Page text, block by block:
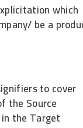
which
be a
to cover
the Source
the Target